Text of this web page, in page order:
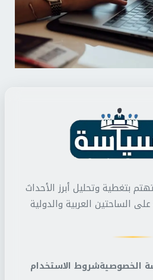
بتغطية وتحليل أبرز الأحداث
الساحتين العربية والدولية
الخصوصيةشروط الاستخدام